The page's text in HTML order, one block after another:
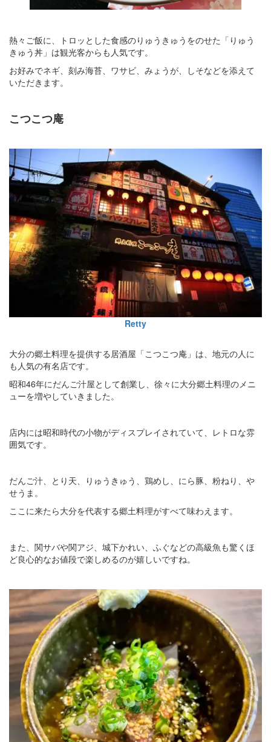
熱々ご飯に、トロッとした食感のりゅうきゅうをのせた「りゅう
きゅう丼」は観光客からも人気です。
お好みでネギ、刻み海苔、ワサビ、みょうが、しそなどを添えて
いただきます。
こつこつ庵
Retty
大分の郷土料理を提供する居酒屋「こつこつ庵」は、地元の人に
も人気の有名店です。
昭和46年にだんご汁屋として創業し、徐々に大分郷土料理のメニ
ューを増やしていきました。
店内には昭和時代の小物がディスプレイされていて、レトロな雰
囲気です。
だんご汁、とり天、りゅうきゅう、鶏めし、にら豚、粉ねり、や
せうま。
ここに来たら大分を代表する郷土料理がすべて味わえます。
また、関サバや関アジ、城下かれい、ふぐなどの高級魚も驚くほ
ど良心的なお値段で楽しめるのが嬉しいですね。